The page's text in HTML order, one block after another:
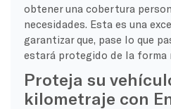
obtener una cobertura
necesidades. Esta es una
garantizar que, pase lo que
estará protegido de la forma
Proteja su
kilometraje con